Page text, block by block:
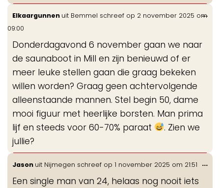
Elkaargunnen uit Bemmel schreef op 2 november 2025 om
09:00
Donderdagavond 6 november gaan we naar
de saunaboot in Mill en zijn benieuwd of er
meer leuke stellen gaan die graag bekeken
willen worden? Graag geen achtervolgende
alleenstaande mannen. Stel begin 50, dame
mooi figuur met heerlijke borsten. Man prima
lijf en steeds voor 60-70% paraat
. Zien we
jullie?
...
Jason uit Nijmegen schreef op 1 november 2025 om 21:51
Een single man van 24, helaas nog nooit iets
...